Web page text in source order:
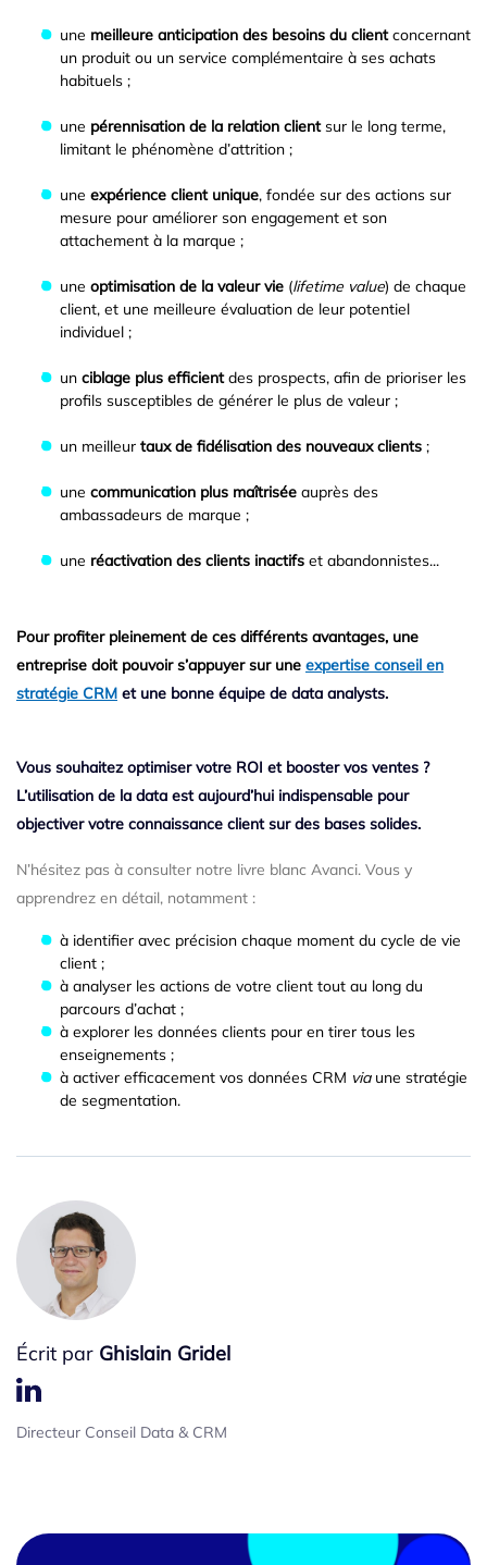
une meilleure anticipation des besoins du clientconcernant
un produit ou un service complémentaire à ses achats
habituels ;
une pérennisation de la relation clientsur le long terme,
limitant le phénomène d’attrition ;
une expérience client unique, fondée sur des actions sur
mesure pour améliorer son engagement et son
attachement à la marque ;
une optimisation de la valeur vie (lifetime value) de chaque
client, et une meilleure évaluation de leur potentiel
individuel ;
un ciblage plus efficientdes prospects, afin de prioriser les
profils susceptibles de générer le plus de valeur ;
un meilleur taux de fidélisation des nouveaux clients ;
une communication plus maîtrisée auprès des
ambassadeurs de marque ;
une réactivation des clients inactifs et abandonnistes...
Pour profiter pleinement de ces différents avantages, une
entreprise doit pouvoir s’appuyer sur une expertise conseil en
stratégie CRM et une bonne équipe de data analysts.
Vous souhaitez optimiser votre ROI et booster vos ventes ?
L’utilisation de la data est aujourd’hui indispensable pour
objectiver votre connaissance client sur des bases solides.
N’hésitez pas à consulter notre livre blanc Avanci. Vous y
apprendrez en détail, notamment :
à identifier avec précision chaque moment du cycle de vie
client ;
à analyser les actions de votre client tout au long du
parcours d’achat ;
à explorer les données clients pour en tirer tous les
enseignements ;
à activer efficacement vos données CRM viaune stratégie
de segmentation.
Écrit par Ghislain Gridel
Directeur Conseil Data & CRM